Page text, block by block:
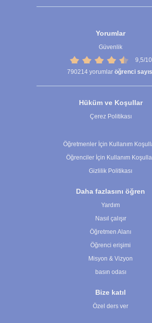
Yorumlar
Güvenlik
9,5/10
790214 yorumlar öğrenci
Hüküm ve Koşullar
Çerez Politikası
Öğretmenler İçin Kullanım
Öğrenciler İçin Kullanım
Gizlilik Politikası
Daha fazlasını öğren
Yardım
Nasıl çalışır
Öğretmen Alanı
Öğrenci erişimi
Misyon & Vizyon
basın odası
Bize katıl
Özel ders ver